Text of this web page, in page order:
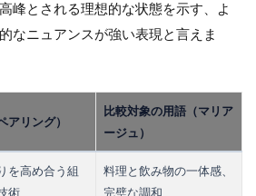
峰とされる理想的な状態を示す、よ
なニュアンスが強い表現と言えま
アリング）
比較対象の用語（マリア
ージュ）
を高め合う組
術
料理と飲み物の一体感、
完璧な調和